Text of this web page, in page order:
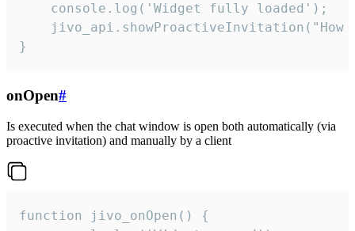
    console.log('Widget fully loaded');
jivo_api.showProactiveInvitation("How
}
onOpen#
Is executed when the chat window is open both automatically (via
proactive invitation) and manually by a client
function jivo_onOpen() {